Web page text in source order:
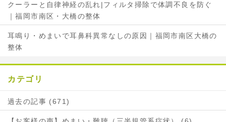
クーラーと自律神経の乱れ|フィルタ掃除で体調不良を防ぐ
｜福岡市南区・大橋の整体
耳鳴り・めまいで耳鼻科異常なしの原因｜福岡市南区大橋の
整体
カテゴリ
過去の記事 (671)